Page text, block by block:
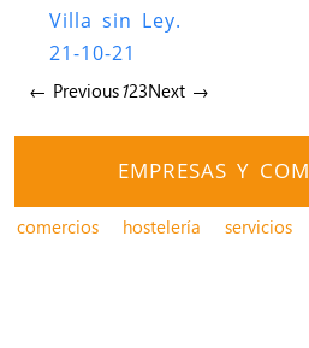
Villa sin Ley.
21-10-21
← Previous123Next →
EMPRESAS Y
comercios hostelería servicios